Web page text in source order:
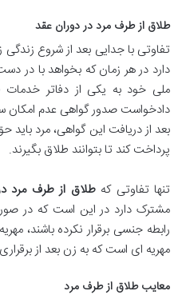
طلاق از طرف مرد در دوران عقد
تفاوتی با جدایی بعد از شروع زندگی
دارد در هر زمان که بخواهد با در
ملی خود به یکی از دفاتر
دادخواست صدور گواهی عدم امکان
بعد از دریافت این گواهی، مرد
پرداخت کند تا بتوانند طلاق بگیرند.
تنها تفاوتی کهطلاق از طرف مرد
مشترک دارد در این است که در
رابطه جنسی برقرار نکرده باشند،
مهریه ای است که به زن بعد از
معایب طلاق از طرف مرد